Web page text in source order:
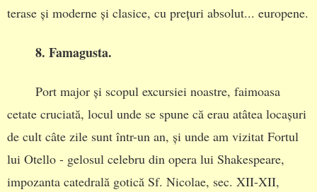
terase și moderne și clasice, cu prețuri absolut... europene.
8. Famagusta.
Port major și scopul excursiei noastre, faimoasa
cetate cruciată, locul unde se spune că erau atâtea locașuri
de cult câte zile sunt într-un an, și unde am vizitat Fortul
lui Otello - gelosul celebru din opera lui Shakespeare,
impozanta catedrală gotică Sf. Nicolae, sec. XII-XII,